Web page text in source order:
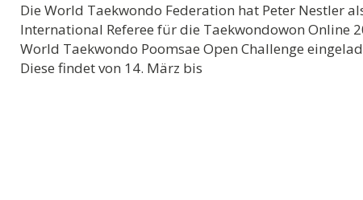
Die World Taekwondo Federation hat Peter Nestler
International Referee für die Taekwondowon Online
World Taekwondo Poomsae Open Challenge
Diese findet von 14. März bis